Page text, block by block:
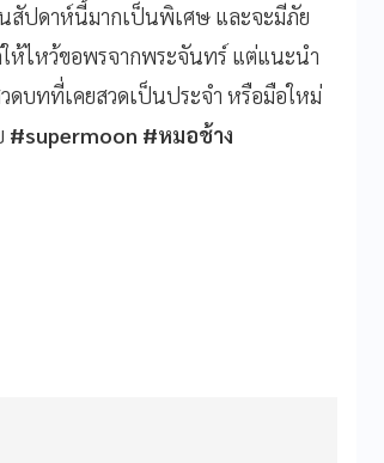
นสัปดาห์นี้มากเป็นพิเศษ และจะมีภัย
ห้ไหว้ขอพรจากพระจันทร์ แต่แนะนำ
บทที่เคยสวดเป็นประจำ หรือมือใหม่
#supermoon #หมอช้าง